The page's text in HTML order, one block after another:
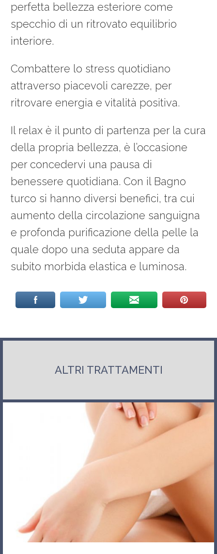
perfetta bellezza esteriore come
specchio di un ritrovato equilibrio
interiore.
Combattere lo stress quotidiano
attraverso piacevoli carezze, per
ritrovare energia e vitalità positiva.
Il relax è il punto di partenza per la cura
della propria bellezza, è l’occasione
per concedervi una pausa di
benessere quotidiana. Con il Bagno
turco si hanno diversi benefici, tra cui
aumento della circolazione sanguigna
e profonda purificazione della pelle la
quale dopo una seduta appare da
subito morbida elastica e luminosa.
ALTRI TRATTAMENTI